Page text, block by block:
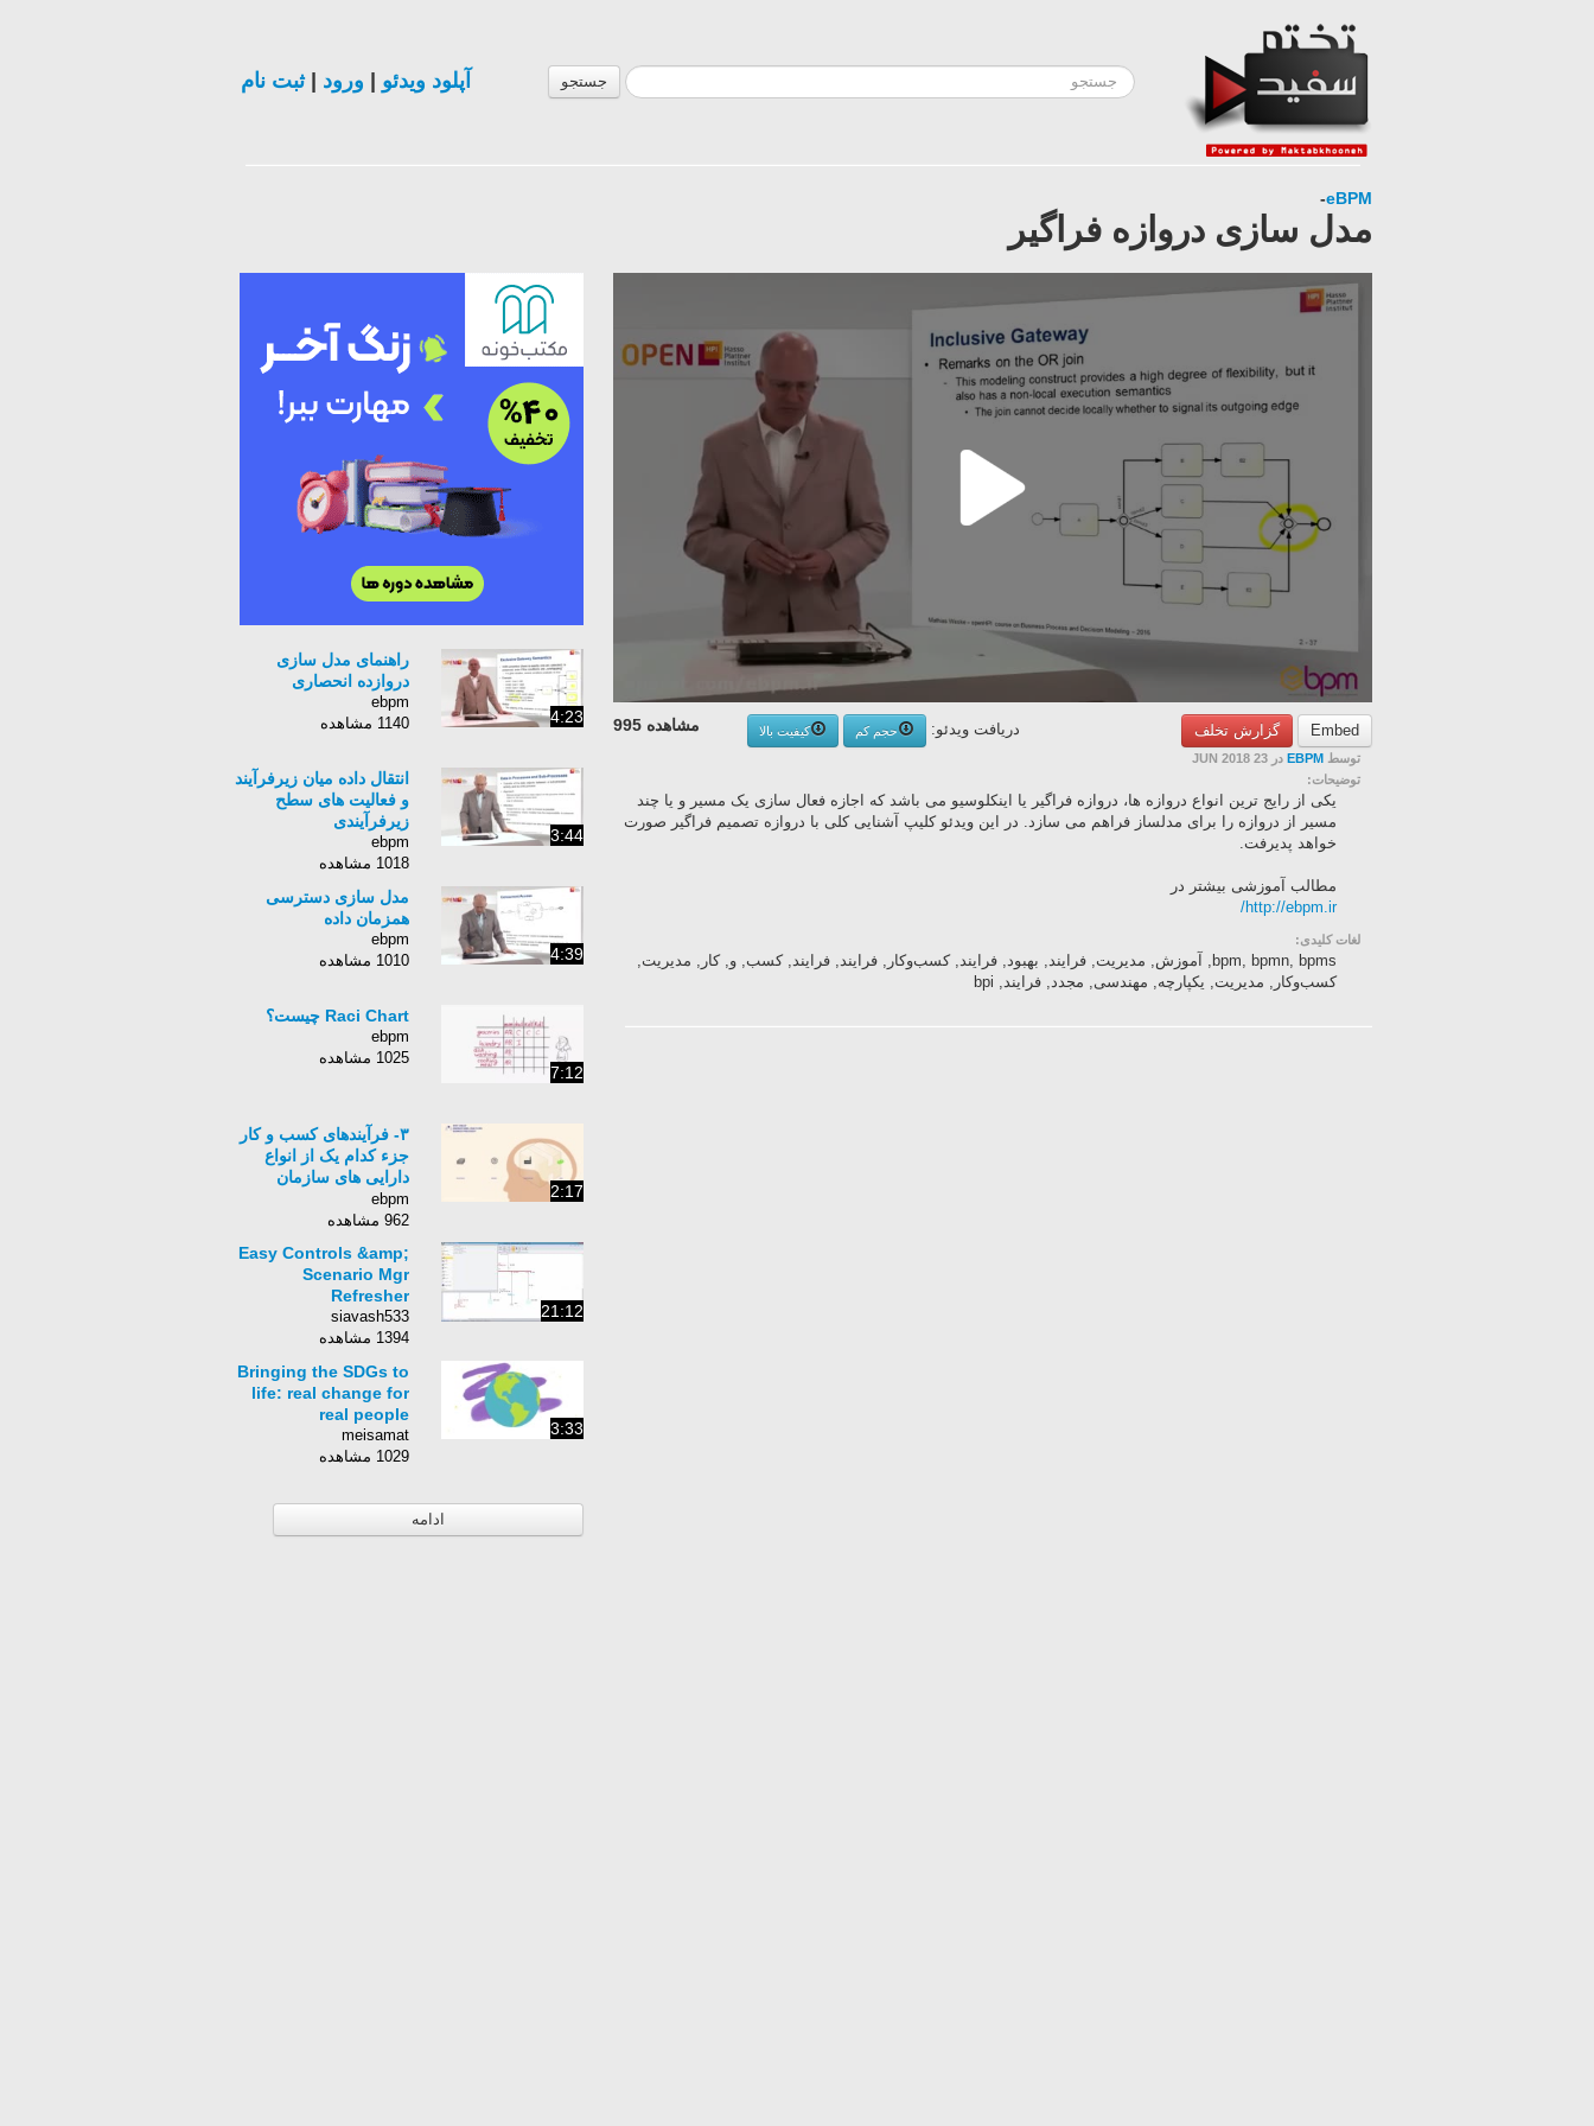
جستجو آپلود ویدئو ورود |ثبت نام
eBPM
-
مدل سازی دروازه فراگیر
Embed گزارش تخلف مشاهده 995 دریافت ویدئو: حجم کم
کیفیت بالا
توسط EBPM در 23 JUN 2018
توضیحات:
یکی از رایج ترین انواع دروازه ها، دروازه فراگیر یا اینکلوسیو می باشد که اجازه فعال سازی یک مسیر و یا چند
مسیر از دروازه را برای مدلساز فراهم می سازد. در این ویدئو کلیپ آشنایی کلی با دروازه تصمیم فراگیر صورت
خواهد پدیرفت.
مطالب آموزشی بیشتر در
http://ebpm.ir/
لغات کلیدی:
bpm, bpmn, bpms, آموزش, مدیریت, فرایند, بهبود, فرایند, کسب‌وکار, فرایند, فرایند, کسب, و, کار, مدیریت,
کسب‌وکار, مدیریت, یکپارچه, مهندسی, مجدد, فرایند, bpi
4:23
راهنمای مدل سازی
دروازده انحصاری
ebpm
1140 مشاهده
3:44
انتقال داده میان زیرفرآیند
و فعالیت های سطح
زیرفرآیندی
ebpm
1018 مشاهده
4:39
مدل سازی دسترسی
همزمان داده
ebpm
1010 مشاهده
7:12
Raci Chart چیست؟
ebpm
1025 مشاهده
2:17
۳- فرآیندهای کسب و کار
جزء کدام یک از انواع
دارایی های سازمان
هستند؟
ebpm
962 مشاهده
21:12
Easy Controls &amp;
Scenario Mgr
Refresher
siavash533
1394 مشاهده
3:33
Bringing the ‪SDGs‬ to
life: real change for
real people
meisamat
1029 مشاهده
ادامه